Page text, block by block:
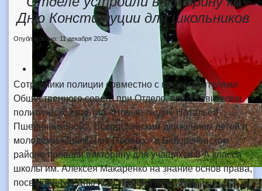
Дню Конституции для школьников
Опубликовано: 11 декабря 2025
Сотрудники полиции совместно с представителями
Общественного совета при Отделе, представителем
политической партии «Новые люди» Натальей
Пшеничниковой, Всероссийским движением детей и
молодёжи «Движение Первых» в Белореченском
районе провели викторину для учащихся 8-А класса
школы им. Алексея Макаренко на знание основ права,
посвященную Дню Конституции Российской